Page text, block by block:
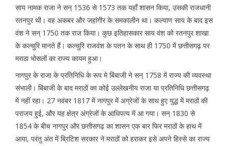
साय नामक राजा ने सन् 1536 से 1573 तक यहाँ शासन किया, उसकी राजधानी
रतनपुर थी। वह अकबर और जहांगीर के समकालीन था। कल्याण साय के बाद इस
वंश ने सन् 1750 तक राज किया। कुछ इतिहासकार साय वंश को रतनपुर शाखा
के कल्चुरि मानते हैं। कल्चुरि राजवंश के पतन के साथ ही 1750 में छत्तीसगढ़ पर
मराठा भोसलों का राज्य कायम हुआ।
नागपुर के राजा के प्रतिनिधि के रूप मे बिंबाजी ने सन् 1758 में राज्य की व्यवस्था
संभाली। बिंबाजी के बाद मराठों का कोई उल्लेखनीय राजा या प्रतिनिधि छत्तीसगढ़
में नहीं रहा। 27 नवंबर 1817 में नागपुर में अग्रेजों के साथ हुए युद्ध में मराठों की
पराजय हुई, और यह क्षेत्र अंग्रेजों के आधिपत्य में आ गया। सन् 1830 से
1854 के बीच नागपुर और छत्तीसगढ़ का शासन एक बार फिर मराठों के हाथ में
आया, परंतु अंत में ब्रिटिश सरकार ने मराठों को हराकर इसे अपने हिस्से का राज्य